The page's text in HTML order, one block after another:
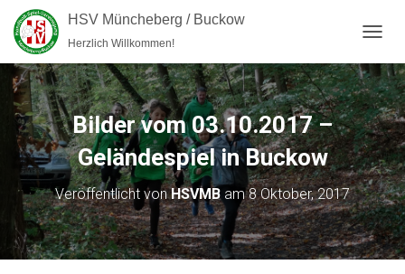
HSV Müncheberg / Buckow
Herzlich Willkommen!
Bilder vom 03.10.2017 –
Geländespiel in Buckow
Veröffentlicht vonHSVMB am8 Oktober, 2017